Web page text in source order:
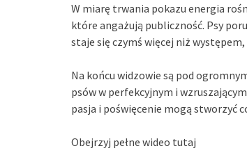
W miarę trwania pokazu energia
które angażują publiczność. Psy
staje się czymś więcej niż
Na końcu widzowie są pod
psów w perfekcyjnym i
pasja i poświęcenie mogą stworzyć
Obejrzyj pełne wideo tutaj